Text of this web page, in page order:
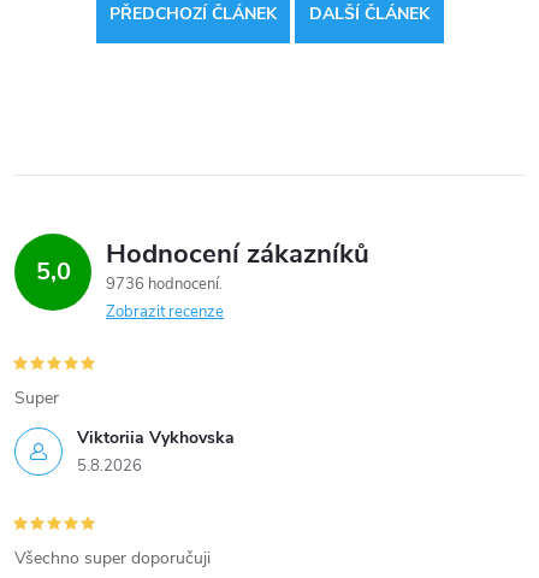
PŘEDCHOZÍ ČLÁNEK DALŠÍ ČLÁNEK
5,0 Hodnocení zákazníků
9736 hodnocení
Zobrazit recenze
Viktoriia Vykhovska
5.8.2026
Super
Všechno super doporučuji